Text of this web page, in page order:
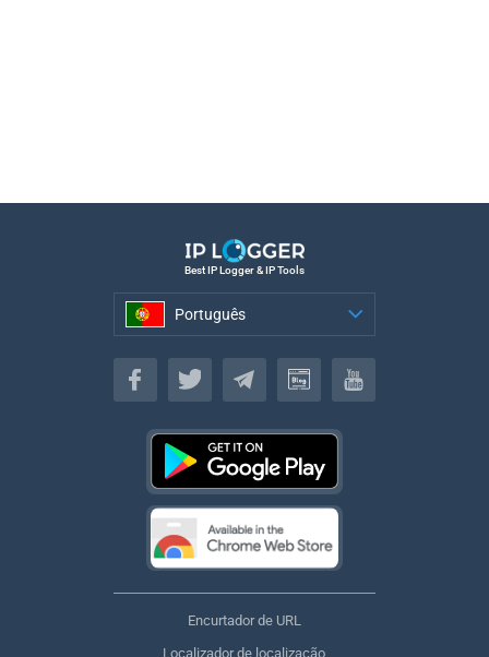
Best IP Logger & IP Tools
Português
Português
Encurtador de URL
Localizador de localização